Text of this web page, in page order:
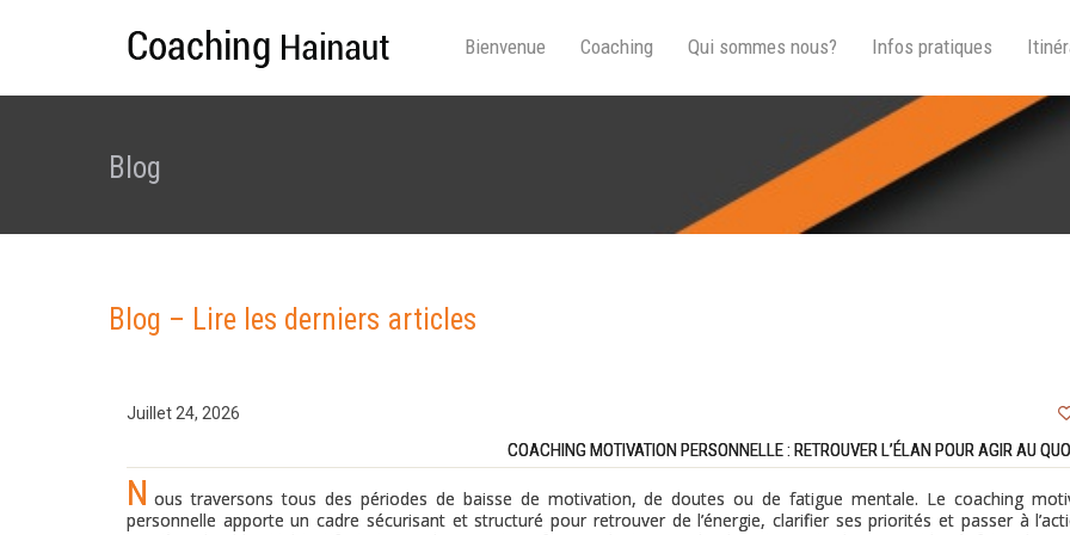
Bienvenue Coaching Qui sommes nous? Infos pratiques
Blog
Blog – Lire les derniers articles
Juillet 24, 2026
COACHING MOTIVATION PERSONNELLE : RETROUVER L’ÉLAN POUR AGIR AU
N ous traversons tous des périodes de baisse de motivation, de doutes ou de fatigue mentale. Le coaching
personnelle apporte un cadre sécurisant et structuré pour retrouver de l’énergie, clarifier ses priorités et passer à